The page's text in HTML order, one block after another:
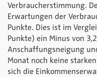
Verbraucherstimmung.
Erwartungen der
Punkte. Dies ist im
Punkte) ein Minus von
Anschaffungsneigung
Monat noch keine
sich die